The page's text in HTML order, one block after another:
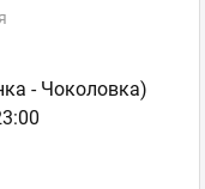
- Чоколовка)